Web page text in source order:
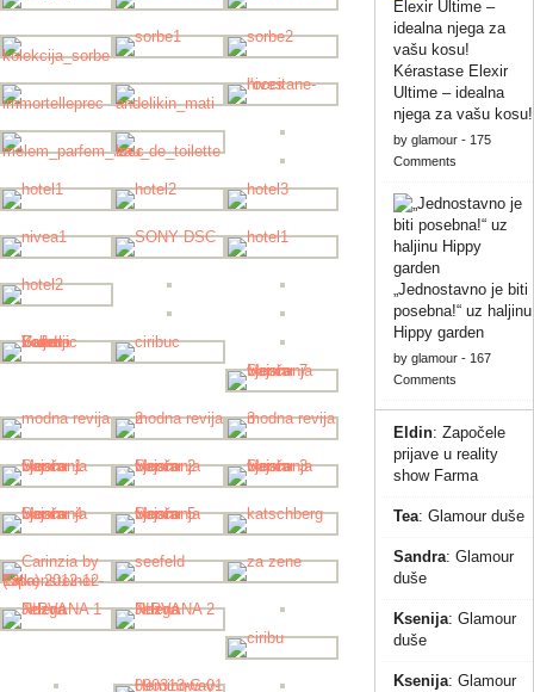
Kérastase Elexir
Ultime – idealna
njega za vašu kosu!
by glamour- 175
Comments
„Jednostavno je biti
posebna!“ uz haljinu
Hippy garden
by glamour- 167
Comments
Eldin: Započele
prijave u reality
show Farma
Tea: Glamour duše
Sandra: Glamour
duše
Ksenija: Glamour
duše
Ksenija: Glamour